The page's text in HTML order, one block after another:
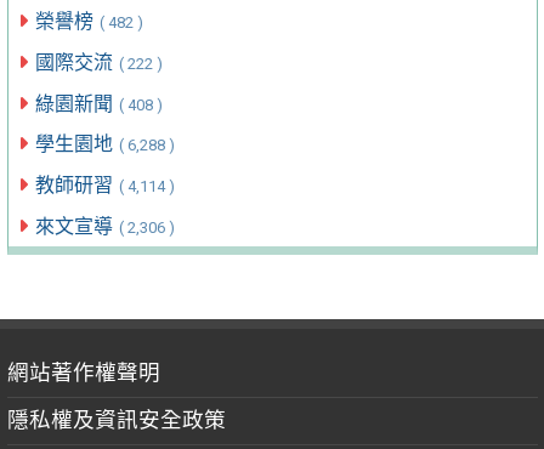
榮譽榜 ( 482 )
國際交流 ( 222 )
綠園新聞 ( 408 )
學生園地 ( 6,288 )
教師研習 ( 4,114 )
來文宣導 ( 2,306 )
網站著作權聲明
隱私權及資訊安全政策